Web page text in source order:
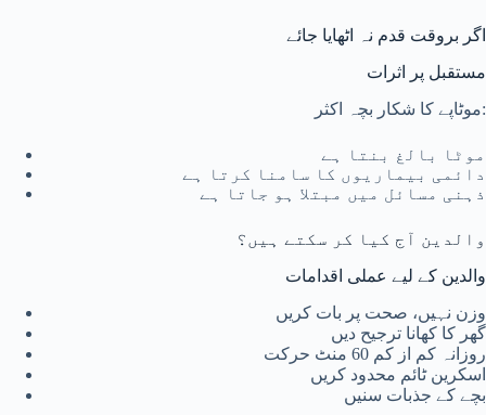
اگر بروقت قدم نہ اٹھایا جائے
مستقبل پر اثرات
موٹاپے کا شکار بچہ اکثر:
موٹا بالغ بنتا ہے
دائمی بیماریوں کا سامنا کرتا ہے
ذہنی مسائل میں مبتلا ہو جاتا ہے
والدین آج کیا کر سکتے ہیں؟
والدین کے لیے عملی اقدامات
وزن نہیں، صحت پر بات کریں
گھر کا کھانا ترجیح دیں
روزانہ کم از کم 60 منٹ حرکت
اسکرین ٹائم محدود کریں
بچے کے جذبات سنیں